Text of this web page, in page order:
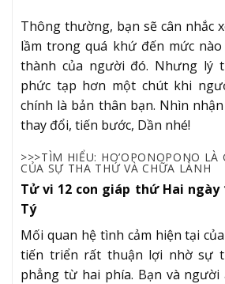
Thông thường, bạn sẽ cân nhắc
lầm trong quá khứ đến mức
thành của người đó. Nhưng lý
phức tạp hơn một chút khi
chính là bản thân bạn. Nhìn
thay đổi, tiến bước, Dần nhé!
>>>TÌM HIỂU: HO’OPONOPONO LÀ
CỦA SỰ THA THỨ VÀ CHỮA LÀNH
Tử vi 12 con giáp thứ Hai ngày
Tý
Mối quan hệ tình cảm hiện tại
tiến triển rất thuận lợi nhờ sự
phẳng từ hai phía. Bạn và